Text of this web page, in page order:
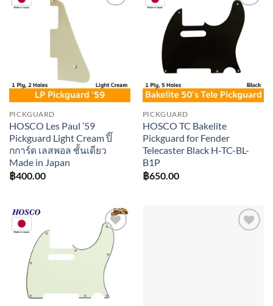
PICKGUARD
HOSCO Les Paul ’59
Pickguard Light Cream ปิ๊
กการ์ด เลสพอล ชั้นเดียว
Made in Japan
฿400.00
Add to
wishlist
PICKGUARD
HOSCO TC Bakelite
Pickguard for Fender
Telecaster Black H-TC-BL-
B1P
฿650.00
Add to
wishlist